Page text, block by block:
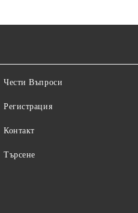
Чести Въпроси
Регистрация
Контакт
Търсене